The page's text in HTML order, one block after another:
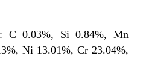
C 0.03%, Si 0.84%, Mn
Ni 13.01%, Cr 23.04%,